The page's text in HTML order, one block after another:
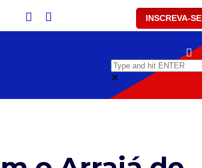
INSCREVA-SE
✕